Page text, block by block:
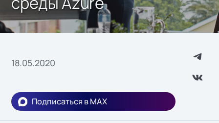
18.05.2020
Подписаться в MAX